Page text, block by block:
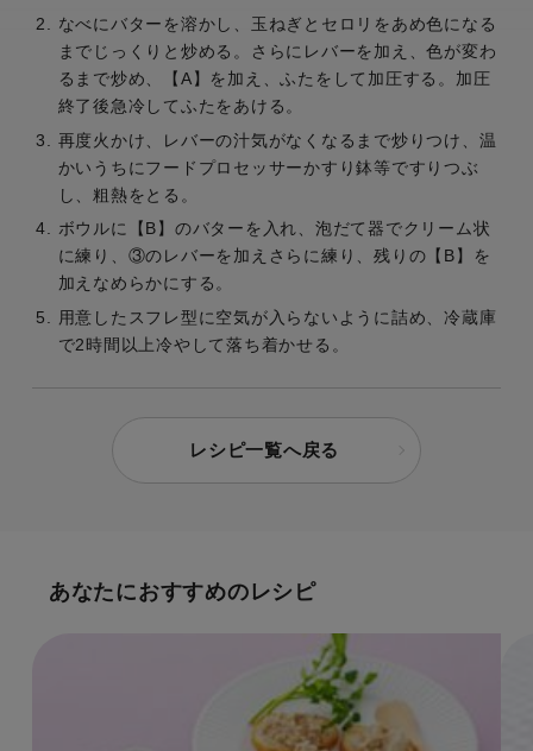
なべにバターを溶かし、玉ねぎとセロリをあめ色になる
までじっくりと炒める。さらにレバーを加え、色が変わ
るまで炒め、【A】を加え、ふたをして加圧する。加圧
終了後急冷してふたをあける。
再度火かけ、レバーの汁気がなくなるまで炒りつけ、温
かいうちにフードプロセッサーかすり鉢等ですりつぶ
し、粗熱をとる。
ボウルに【B】のバターを入れ、泡だて器でクリーム状
に練り、③のレバーを加えさらに練り、残りの【B】を
加えなめらかにする。
用意したスフレ型に空気が入らないように詰め、冷蔵庫
で2時間以上冷やして落ち着かせる。
レシピ一覧へ戻る
あなたにおすすめのレシピ